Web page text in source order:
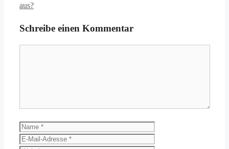
aus?
Schreibe einen Kommentar
Name